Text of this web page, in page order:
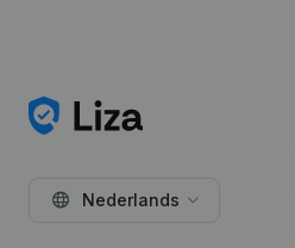
Nederlands